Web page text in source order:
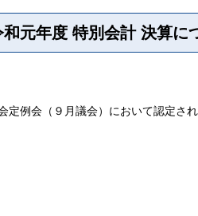
和元年度 特別会計 決算に
例会（９月議会）において認定され